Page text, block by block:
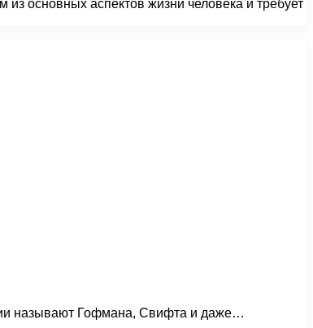
основных аспектов жизни человека и требует
называют Гофмана, Свифта и даже…